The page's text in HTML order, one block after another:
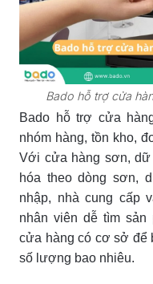
Bado hỗ trợ cửa
Bado hỗ trợ cửa
nhóm hàng, tồn kho,
Với cửa hàng sơn,
hóa theo dòng sơn,
nhập, nhà cung cấp
nhân viên dễ tìm sản
cửa hàng có cơ sở để
số lượng bao nhiêu.